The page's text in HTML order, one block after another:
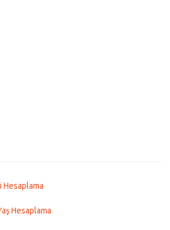
Hesaplama
Hesaplama